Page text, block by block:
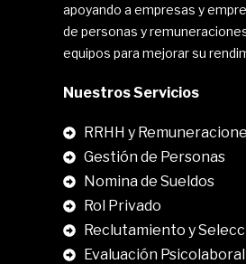
apoyando a empresas y
de personas y
equipos para mejorar su
Nuestros Servicios
RRHH y
Gestión de Personas
Nomina de Sueldos
Rol Privado
Reclutamiento y
Evaluación Psicolaboral